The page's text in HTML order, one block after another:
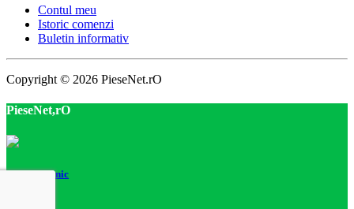
Contul meu
Istoric comenzi
Buletin informativ
Copyright © 2026 PieseNet.rO
PieseNet,rO
Suport Tehnic